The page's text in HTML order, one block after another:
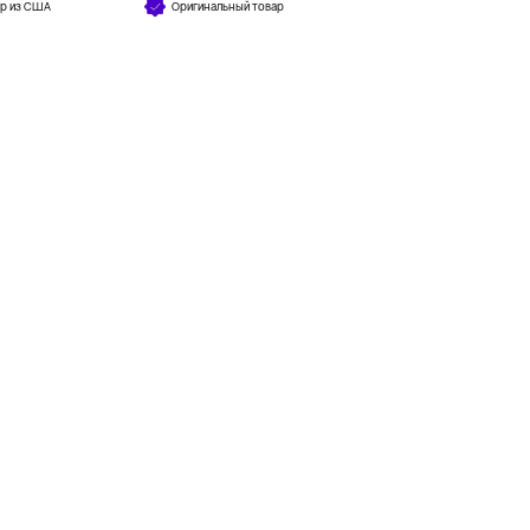
из США Оригинальный товар